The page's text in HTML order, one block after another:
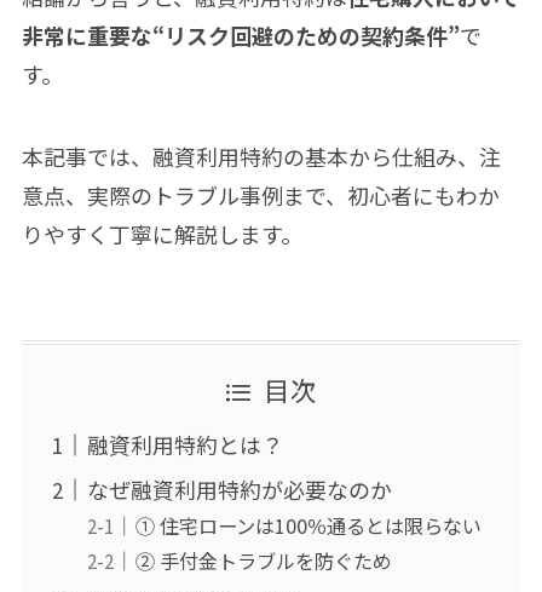
非常に重要な“リスク回避のための契約条件”で
す。
本記事では、融資利用特約の基本から仕組み、注
意点、実際のトラブル事例まで、初心者にもわか
りやすく丁寧に解説します。
目次
融資利用特約とは？
なぜ融資利用特約が必要なのか
① 住宅ローンは100％通るとは限らない
② 手付金トラブルを防ぐため